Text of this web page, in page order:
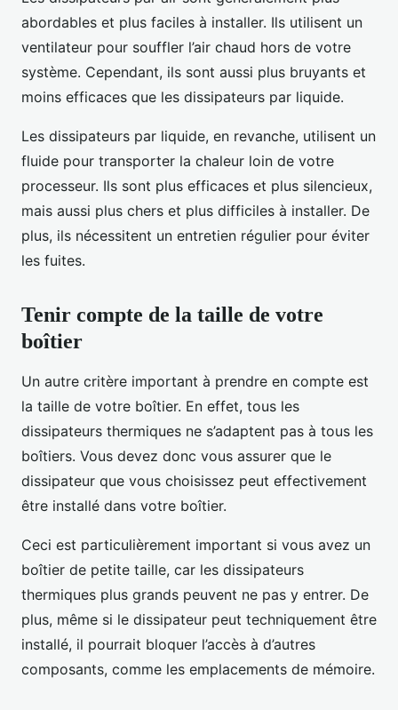
abordables et plus faciles à installer. Ils utilisent un
ventilateur pour souffler l’air chaud hors de votre
système. Cependant, ils sont aussi plus bruyants et
moins efficaces que les dissipateurs par liquide.
Les dissipateurs par liquide, en revanche, utilisent un
fluide pour transporter la chaleur loin de votre
processeur. Ils sont plus efficaces et plus silencieux,
mais aussi plus chers et plus difficiles à installer. De
plus, ils nécessitent un entretien régulier pour éviter
les fuites.
Tenir compte de la taille de votre
boîtier
Un autre critère important à prendre en compte est
la taille de votre boîtier. En effet, tous les
dissipateurs thermiques ne s’adaptent pas à tous les
boîtiers. Vous devez donc vous assurer que le
dissipateur que vous choisissez peut effectivement
être installé dans votre boîtier.
Ceci est particulièrement important si vous avez un
boîtier de petite taille, car les dissipateurs
thermiques plus grands peuvent ne pas y entrer. De
plus, même si le dissipateur peut techniquement être
installé, il pourrait bloquer l’accès à d’autres
composants, comme les emplacements de mémoire.